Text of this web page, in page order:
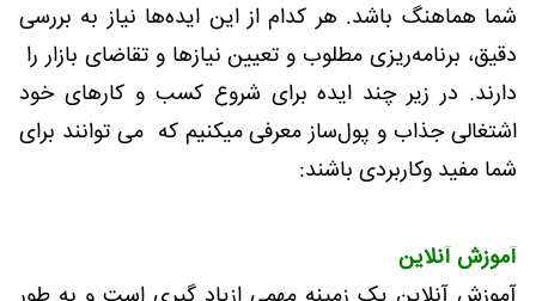
شما هماهنگ باشد. هر کدام از این ایده‌ها نیاز به بررسی
دقیق، برنامه‌ریزی مطلوب و تعیین نیازها و تقاضای بازار را
دارند. در زیر چند ایده برای شروع کسب و کارهای خود
اشتغالی جذاب و پول‌ساز معرفی میکنیم که می توانند برای
شما مفید وکاربردی باشند:
آموزش آنلاین